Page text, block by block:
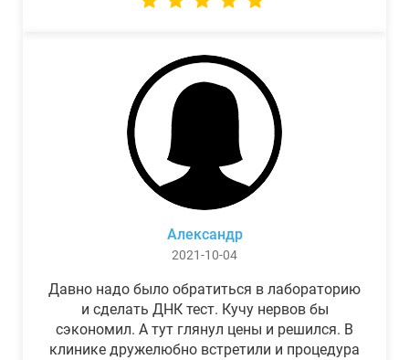
Александр
2021-10-04
Давно надо было обратиться в лабораторию
и сделать ДНК тест. Кучу нервов бы
сэкономил. А тут глянул цены и решился. В
клинике дружелюбно встретили и процедура